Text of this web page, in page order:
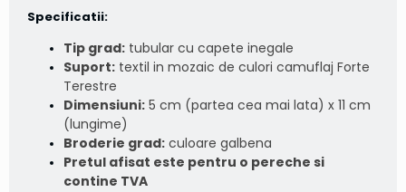
Specificatii:
Tip grad: tubular cu capete inegale
Suport: textil in mozaic de culori camuflaj Forte
Terestre
Dimensiuni: 5 cm (partea cea mai lata) x 11 cm
(lungime)
Broderie grad: culoare galbena
Pretul afisat este pentru o pereche si
contine TVA